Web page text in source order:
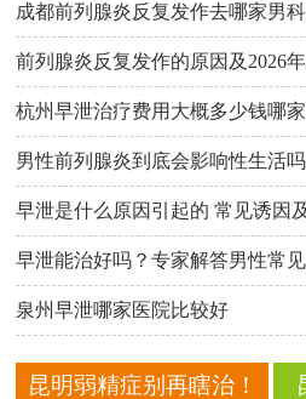
成都前列腺炎反复发作去哪家男
前列腺炎反复发作的原因及2026
杭州早泄治疗费用大概多少钱哪
男性前列腺炎到底会影响性生活吗
早泄是什么原因引起的 常见诱因
早泄能治好吗？专家解答男性常
泉州早泄哪家医院比较好
昆明弱精症别再瞎治！